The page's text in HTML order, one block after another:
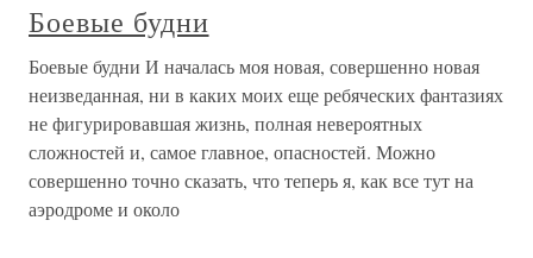
Боевые будни
Боевые будни И началась моя новая, совершенно новая
неизведанная, ни в каких моих еще ребяческих фантазиях
не фигурировавшая жизнь, полная невероятных
сложностей и, самое главное, опасностей. Можно
совершенно точно сказать, что теперь я, как все тут на
аэродроме и около